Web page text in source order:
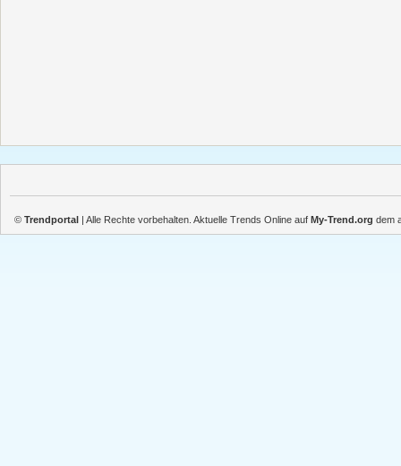
© Trendportal | Alle Rechte vorbehalten. Aktuelle Trends Online auf My-Trend.org dem